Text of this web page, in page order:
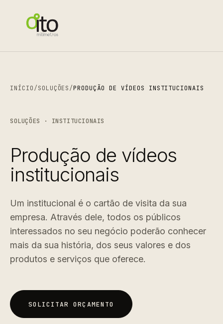
INÍCIO/SOLUÇÕES/PRODUÇÃO DE VÍDEOS INSTITUCIONAIS
SOLUÇÕES · INSTITUCIONAIS
Produção de vídeos
institucionais
Um institucional é o cartão de visita da sua
empresa. Através dele, todos os públicos
interessados no seu negócio poderão conhecer
mais da sua história, dos seus valores e dos
produtos e serviços que oferece.
SOLICITAR ORÇAMENTO